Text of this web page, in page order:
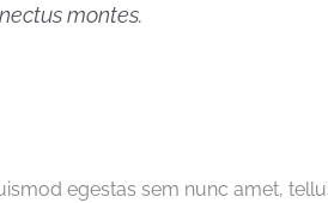
montes.
egestas sem nunc amet,